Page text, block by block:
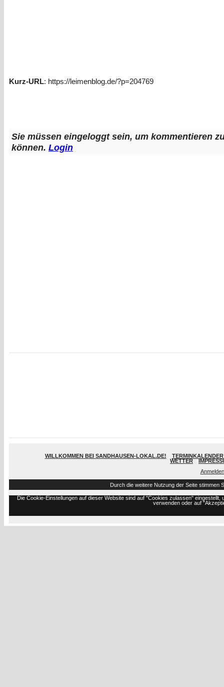
Kurz-URL: https://leimenblog.de/?p=204769
Sie müssen eingeloggt sein, um kommentieren
können. Login
WILLKOMMEN BEI SANDHAUSEN-LOKAL.DE!
TERMINKALENDER
WETTER
Anmelden
Durch die weitere Nutzung der Seite stimmen
Die Cookie-Einstellungen auf dieser Website sind auf "Cookies zulassen"
verwenden oder auf